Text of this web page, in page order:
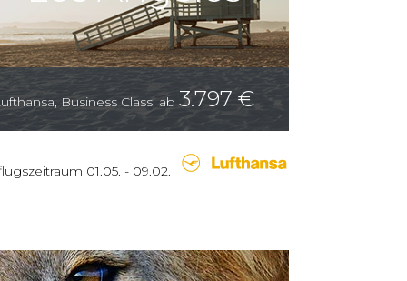
, Business Class, ab 3.797 €
01.05. - 09.02.